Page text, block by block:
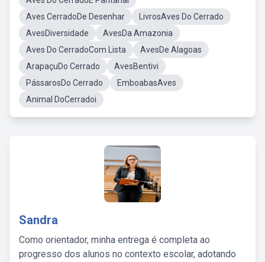
Aves CerradoDe Desenhar
LivrosAves Do Cerrado
AvesDiversidade
AvesDa Amazonia
Aves Do CerradoCom Lista
AvesDe Alagoas
ArapaçuDo Cerrado
AvesBentivi
PássarosDo Cerrado
EmboabasAves
Animal DoCerradoi
Sandra
Como orientador, minha entrega é completa ao
progresso dos alunos no contexto escolar, adotando